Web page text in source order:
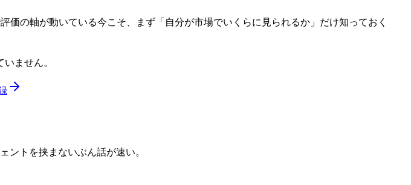
の軸が動いている今こそ、まず「自分が市場でいくらに見られるか」だけ知っておく
ません。
ントを挟まないぶん話が速い。